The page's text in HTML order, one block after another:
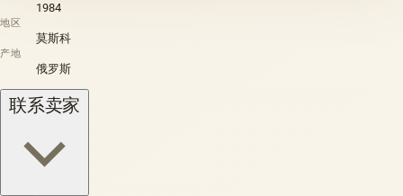
1984
地区
莫斯科
产地
俄罗斯
联系卖家